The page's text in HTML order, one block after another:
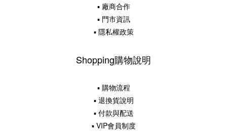
▪ 廠商合作
▪ 門市資訊
▪ 隱私權政策
Shopping購物說明
▪ 購物流程
▪ 退換貨說明
▪ 付款與配送
▪ VIP會員制度